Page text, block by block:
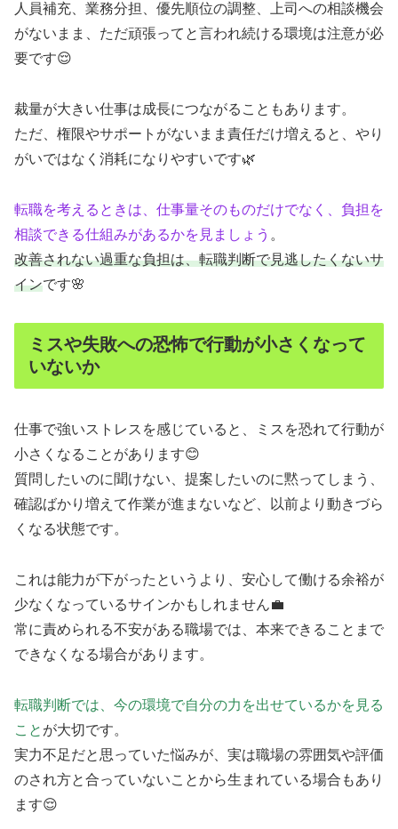
人員補充、業務分担、優先順位の調整、上司への相談機会
がないまま、ただ頑張ってと言われ続ける環境は注意が必
要です😌
裁量が大きい仕事は成長につながることもあります。
ただ、権限やサポートがないまま責任だけ増えると、やり
がいではなく消耗になりやすいです🌿
転職を考えるときは、仕事量そのものだけでなく、負担を
相談できる仕組みがあるかを見ましょう 。
改善されない過重な負担は、転職判断で見逃したくないサ
インです🌸
ミスや失敗への恐怖で行動が小さくなって
いないか
仕事で強いストレスを感じていると、ミスを恐れて行動が
小さくなることがあります😊
質問したいのに聞けない、提案したいのに黙ってしまう、
確認ばかり増えて作業が進まないなど、以前より動きづら
くなる状態です。
これは能力が下がったというより、安心して働ける余裕が
少なくなっているサインかもしれません💼
常に責められる不安がある職場では、本来できることまで
できなくなる場合があります。
転職判断では、今の環境で自分の力を出せているかを見る
こと が大切です。
実力不足だと思っていた悩みが、実は職場の雰囲気や評価
のされ方と合っていないことから生まれている場合もあり
ます😌